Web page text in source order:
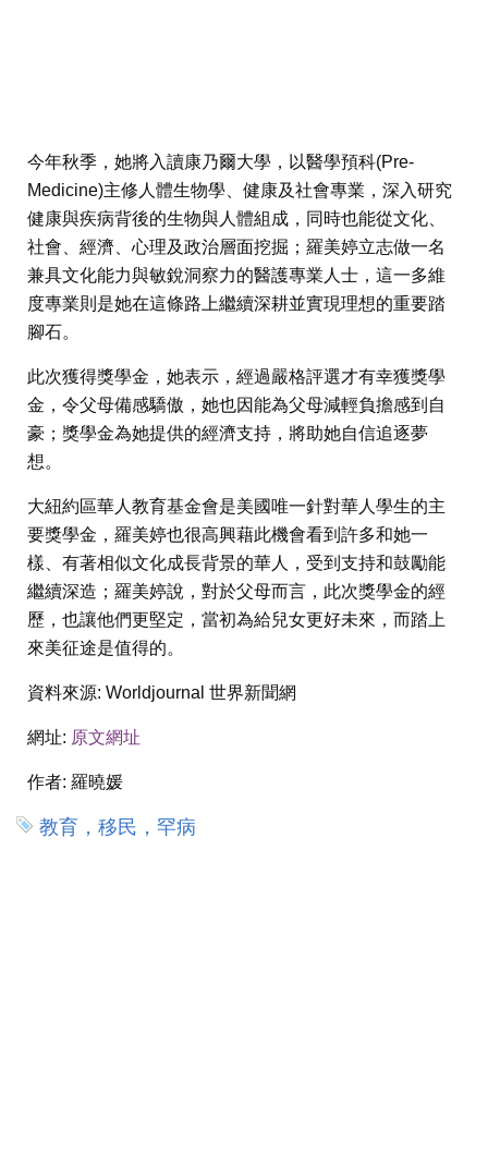
今年秋季，她將入讀康乃爾大學，以醫學預科(Pre-
Medicine)主修人體生物學、健康及社會專業，深入研究
健康與疾病背後的生物與人體組成，同時也能從文化、
社會、經濟、心理及政治層面挖掘；羅美婷立志做一名
兼具文化能力與敏銳洞察力的醫護專業人士，這一多維
度專業則是她在這條路上繼續深耕並實現理想的重要踏
腳石。
此次獲得獎學金，她表示，經過嚴格評選才有幸獲獎學
金，令父母備感驕傲，她也因能為父母減輕負擔感到自
豪；獎學金為她提供的經濟支持，將助她自信追逐夢
想。
大紐約區華人教育基金會是美國唯一針對華人學生的主
要獎學金，羅美婷也很高興藉此機會看到許多和她一
樣、有著相似文化成長背景的華人，受到支持和鼓勵能
繼續深造；羅美婷說，對於父母而言，此次獎學金的經
歷，也讓他們更堅定，當初為給兒女更好未來，而踏上
來美征途是值得的。
資料來源: Worldjournal 世界新聞網
網址: 原文網址
作者: 羅曉媛
教育，移民，罕病